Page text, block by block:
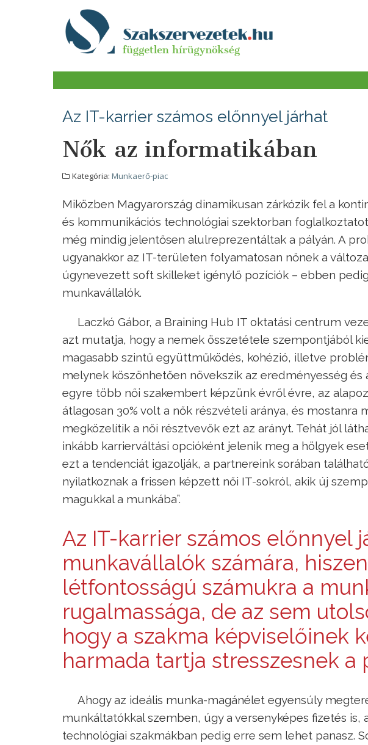
Az IT-karrier számos előnnyel járhat
Nők az informatikában
Kategória: Munkaerő-piac
Miközben Magyarország dinamikusan zárkózik fel a
és kommunikációs technológiai szektorban
még mindig jelentősen alulreprezentáltak a pályán. A
ugyanakkor az IT-területen folyamatosan nőnek a
úgynevezett soft skilleket igénylő pozíciók – ebben
munkavállalók.
Laczkó Gábor, a Braining Hub IT oktatási centrum
azt mutatja, hogy a nemek összetétele szempontjából
magasabb szintű együttműködés, kohézió, illetve
melynek köszönhetően növekszik az eredményesség és
egyre több női szakembert képzünk évről évre, az
átlagosan 30% volt a nők részvételi aránya, és mostanra
megközelítik a női résztvevők ezt az arányt. Tehát jól
inkább karrierváltási opcióként jelenik meg a hölgyek
ezt a tendenciát igazolják, a partnereink sorában
nyilatkoznak a frissen képzett női IT-sokról, akik új
magukkal a munkába”.
Az IT-karrier számos előnnyel
munkavállalók számára,
létfontosságú számukra a
rugalmassága, de az sem
hogy a szakma képviselőinek
harmada tartja stresszesnek a
Ahogy az ideális munka-magánélet egyensúly
munkáltatókkal szemben, úgy a versenyképes fizetés is,
technológiai szakmákban pedig erre sem lehet panasz.